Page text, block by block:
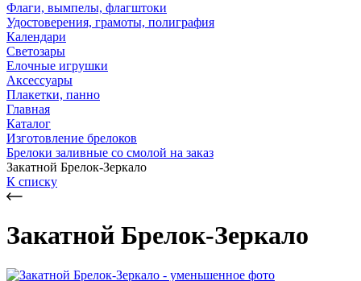
Флаги, вымпелы, флагштоки
Удостоверения, грамоты, полиграфия
Календари
Светозары
Елочные игрушки
Аксессуары
Плакетки, панно
Главная
Каталог
Изготовление брелоков
Брелоки заливные со смолой на заказ
Закатной Брелок-Зеркало
К списку
Закатной Брелок-Зеркало